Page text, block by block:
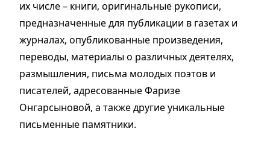
их числе – книги, оригинальные рукописи,
предназначенные для публикации в газетах и
журналах, опубликованные произведения,
переводы, материалы о различных деятелях,
размышления, письма молодых поэтов и
писателей, адресованные Фаризе
Онгарсыновой, а также другие уникальные
письменные памятники.